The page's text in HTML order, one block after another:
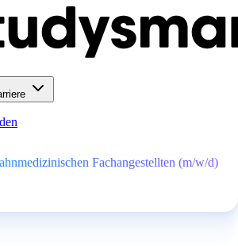
Fachangestellten (m/w/d)